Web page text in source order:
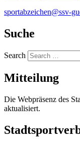
sportabzeichen@ssv-
Suche
Search
Mitteilung
Die Webpräsenz des
aktualisiert.